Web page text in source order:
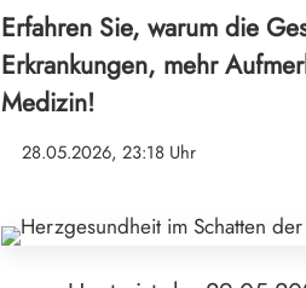
Erfahren Sie, warum die
Erkrankungen, mehr
Medizin!
28.05.2026, 23:18 Uhr